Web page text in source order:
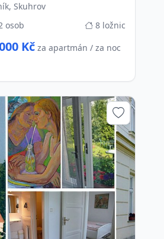
Skuhrov
osob
8 ložnic
Kč za apartmán / za noc